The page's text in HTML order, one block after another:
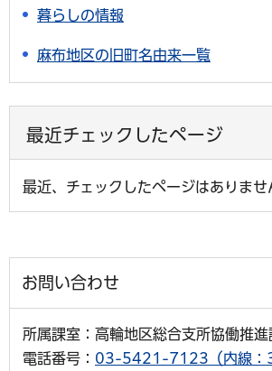
暮らしの情報
麻布地区の旧町名由来一覧
最近チェックしたページ
最近、チェックしたページはありませ
お問い合わせ
所属課室：高輪地区総合支所協働推
電話番号： 03-5421-7123（内線：